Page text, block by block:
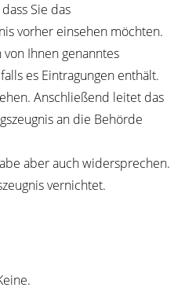
Sie das
vorher einsehen möchten.
Ihnen genanntes
es Eintragungen enthält.
Anschließend leitet das
an die Behörde
aber auch widersprechen.
vernichtet.